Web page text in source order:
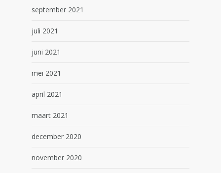
september 2021
juli 2021
juni 2021
mei 2021
april 2021
maart 2021
december 2020
november 2020